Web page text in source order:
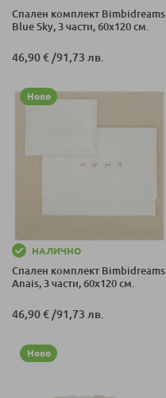
Спален комплект Bimbidreams
Blue Sky, 3 части, 60x120 см.
46,90 € /91,73 лв.
Ново
НАЛИЧНО
Спален комплект Bimbidreams
Anais, 3 части, 60x120 см.
46,90 €/91,73 лв.
Ново